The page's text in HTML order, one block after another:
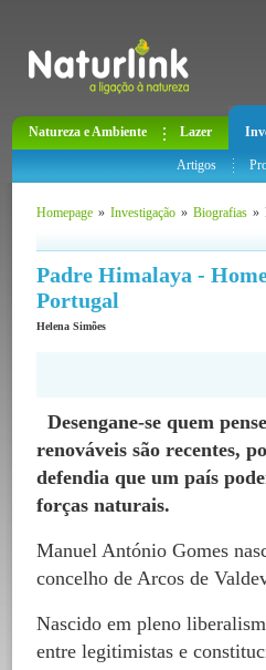
Natureza e Ambiente Lazer
Artigos
Homepage » Investigação » Biografias »
Padre Himalaya -
Portugal
Helena Simões
Desengane-se quem
renováveis são recentes,
defendia que um país
forças naturais.
Manuel António Gomes
concelho de Arcos de
Nascido em pleno
entre legitimistas e